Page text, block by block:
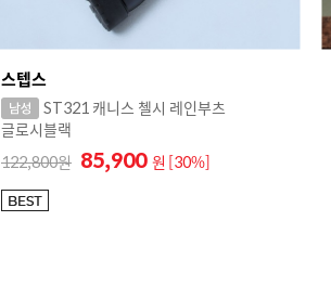
스텝스
ST321 캐니스 첼시 레인부츠
글로시블랙
122,800
85,900 원 [30%]